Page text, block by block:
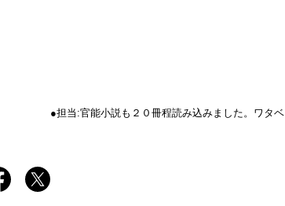
●担当:官能小説も２０冊程読み込みました。ワタベ